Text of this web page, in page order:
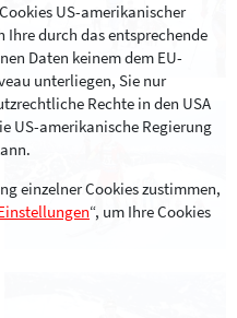
US-amerikanischer
durch das entsprechende
Daten keinem dem EU-
unterliegen, Sie nur
Rechte in den USA
US-amerikanische Regierung
einzelner Cookies zustimmen,
“, um Ihre Cookies